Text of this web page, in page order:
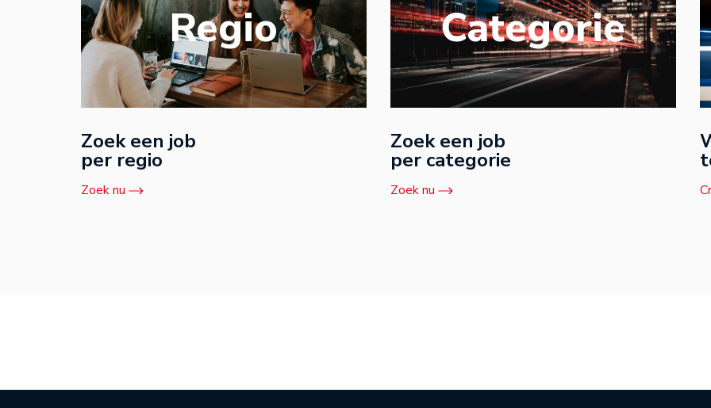
Regio
Zoek een job
per regio
Zoek nu
Categorie
Zoek een job
per categorie
Zoek nu